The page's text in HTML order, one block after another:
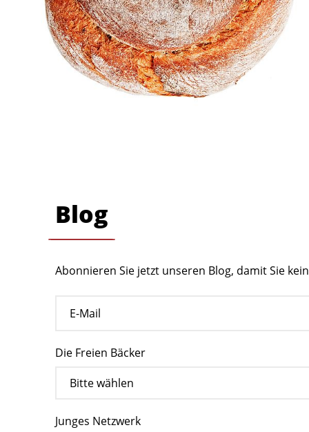
Blog
Abonnieren Sie jetzt unseren Blog, damit Sie
Die Freien Bäcker
Junges Netzwerk